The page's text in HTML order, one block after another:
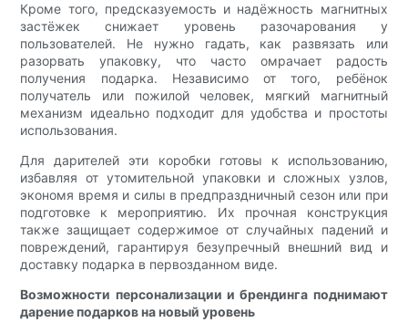
Кроме того, предсказуемость и надёжность магнитных
застёжек снижает уровень разочарования у
пользователей. Не нужно гадать, как развязать или
разорвать упаковку, что часто омрачает радость
получения подарка. Независимо от того, ребёнок
получатель или пожилой человек, мягкий магнитный
механизм идеально подходит для удобства и простоты
использования.
Для дарителей эти коробки готовы к использованию,
избавляя от утомительной упаковки и сложных узлов,
экономя время и силы в предпраздничный сезон или при
подготовке к мероприятию. Их прочная конструкция
также защищает содержимое от случайных падений и
повреждений, гарантируя безупречный внешний вид и
доставку подарка в первозданном виде.
Возможности персонализации и брендинга поднимают
дарение подарков на новый уровень